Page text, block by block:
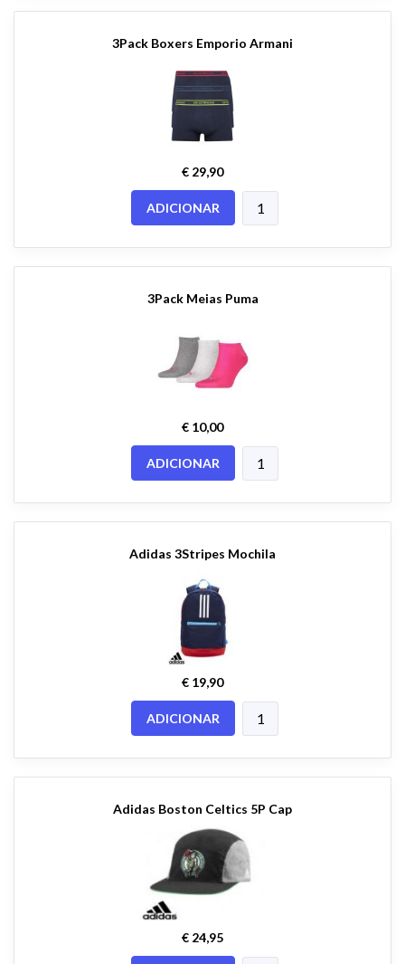
3Pack Boxers Emporio Armani
€ 29,90
ADICIONAR
3Pack Meias Puma
€ 10,00
ADICIONAR
Adidas 3Stripes Mochila
€ 19,90
ADICIONAR
Adidas Boston Celtics 5P Cap
€ 24,95